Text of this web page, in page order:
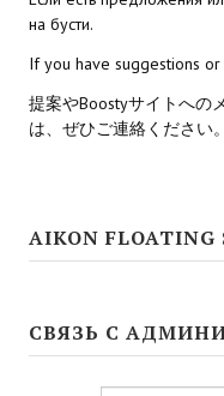
Aliens versus Predator
Age of Pirates:
Корсары 3 Сундук
Новости
Новости Архив
на бусти.
If you have suggestions
提案やBoostyサイトへの
は、ぜひご連絡ください。
AIKON FLOATING
СВЯЗЬ С